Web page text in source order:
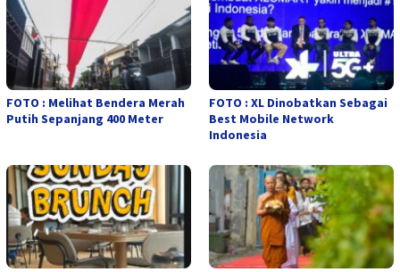
FOTO : Melihat Bendera Merah
Putih Sepanjang 400 Meter
FOTO : XL Dinobatkan Sebagai
Best Mobile Network
Indonesia